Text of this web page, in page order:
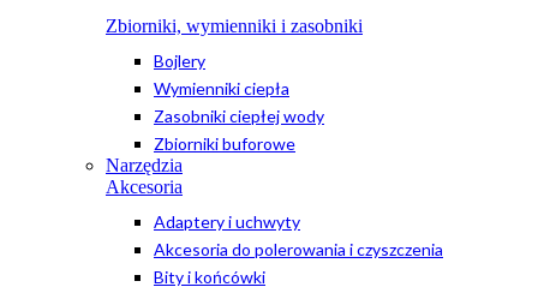
Zbiorniki, wymienniki i zasobniki
Bojlery
Wymienniki ciepła
Zasobniki ciepłej wody
Zbiorniki buforowe
Narzędzia
Akcesoria
Adaptery i uchwyty
Akcesoria do polerowania i czyszczenia
Bity i końcówki